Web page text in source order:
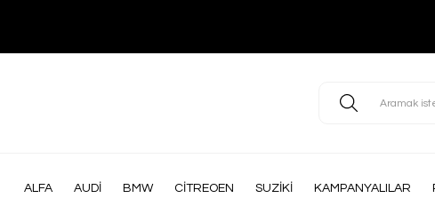
ALFA AUDİ BMW CİTREOEN SUZİKİ KAMPANYALILAR